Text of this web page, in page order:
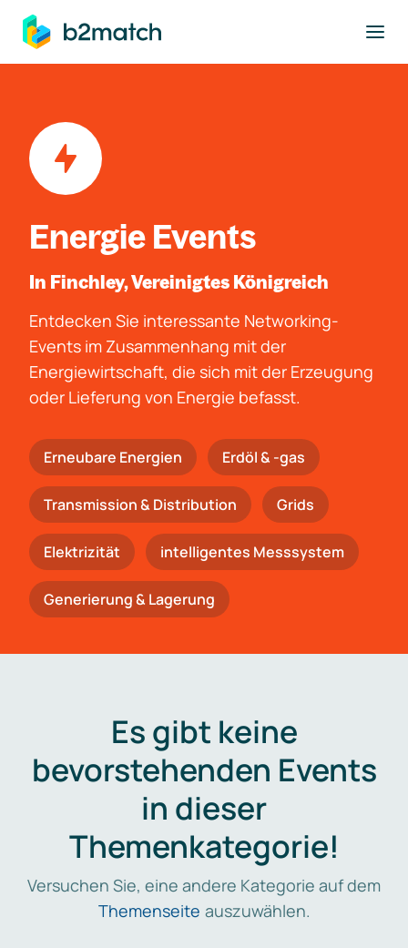
springen
Energie Events
In Finchley, Vereinigtes Königreich
Entdecken Sie interessante Networking-
Events im Zusammenhang mit der
Energiewirtschaft, die sich mit der Erzeugung
oder Lieferung von Energie befasst.
Erneubare Energien Erdöl & -gas
Trans­mis­si­on & Distribution Grids
Elektrizität intelligentes Messsystem
Generierung & Lagerung
Es gibt keine
bevorstehenden Events
in dieser
Themenkategorie!
Versuchen Sie, eine andere Kategorie auf dem
Themenseite auszuwählen.